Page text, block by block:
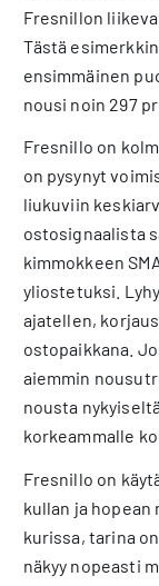
Fresnillon
Tästä
ensimmäinen
nousi noin 297
Fresnillo on
on pysynyt
liukuviin
ostosignaalista
kimmokkeen
yliostetuksi.
ajatellen,
ostopaikkana.
aiemmin
nousta
korkeammalle
Fresnillo on
kullan ja
kurissa, tarina
näkyy nopeasti